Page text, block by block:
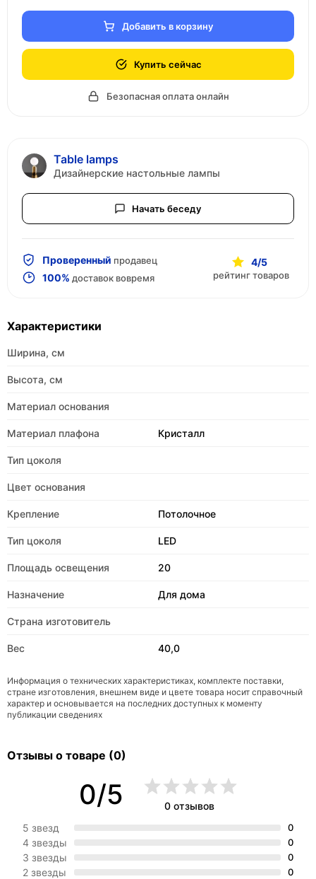
Добавить в корзину
Купить сейчас
Безопасная оплата онлайн
Table lamps
Дизайнерские настольные лампы
Начать беседу
Проверенный продавец
100% доставок вовремя
4/5
рейтинг товаров
Характеристики
Ширина, см
Высота, см
Материал основания
Материал плафона Кристалл
Тип цоколя
Цвет основания
Крепление Потолочное
Тип цоколя LED
Площадь освещения 20
Назначение Для дома
Страна изготовитель
Вес 40,0
Информация о технических характеристиках, комплекте поставки,
стране изготовления, внешнем виде и цвете товара носит справочный
характер и основывается на последних доступных к моменту
публикации сведениях
Отзывы о товаре (0)
0/5
0 отзывов
5 звезд
0
4 звезды 0
3 звезды 0
2 звезды 0